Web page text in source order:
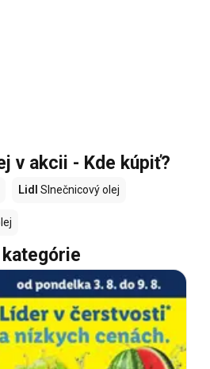
v akcii - Kde kúpiť?
Lidl Slnečnicový olej